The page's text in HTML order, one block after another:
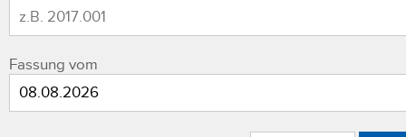
Fassung vom